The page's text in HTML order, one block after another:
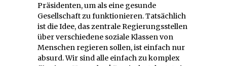
Präsidenten, um als eine gesunde
Gesellschaft zu funktionieren. Tatsächlich
ist die Idee, das zentrale Regierungsstellen
über verschiedene soziale Klassen von
Menschen regieren sollen, ist einfach nur
absurd. Wir sind alle einfach zu komplex